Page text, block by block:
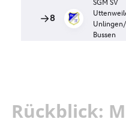
Rückblick: